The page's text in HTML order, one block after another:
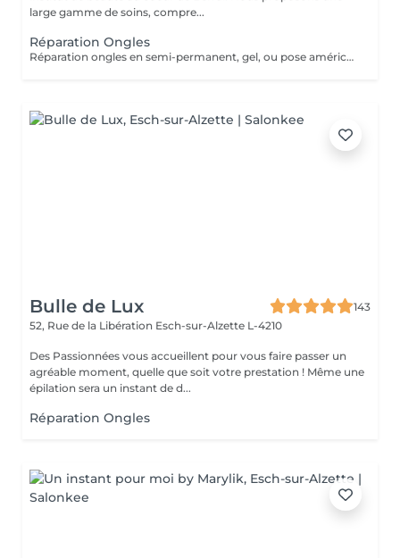
large gamme de soins, compre...
Réparation Ongles
Réparation ongles en semi-permanent, gel, ou pose américaine. Les réparations ne sont pas facturées si la pose a été réalisée dans notre institut ET si la pose date de moins d'une semaine et demi.
Bulle de Lux
143
52, Rue de la Libération Esch-sur-Alzette L-4210
Des Passionnées vous accueillent pour vous faire passer un
agréable moment, quelle que soit votre prestation ! Même une
épilation sera un instant de d...
Réparation Ongles